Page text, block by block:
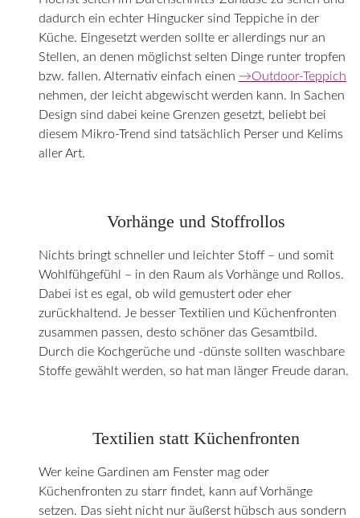
dadurch ein echter Hingucker sind Teppiche in der
Küche. Eingesetzt werden sollte er allerdings nur an
Stellen, an denen möglichst selten Dinge runter tropfen
bzw. fallen. Alternativ einfach einen →Outdoor-Teppich
nehmen, der leicht abgewischt werden kann. In Sachen
Design sind dabei keine Grenzen gesetzt, beliebt bei
diesem Mikro-Trend sind tatsächlich Perser und Kelims
aller Art.
Vorhänge und Stoffrollos
Nichts bringt schneller und leichter Stoff – und somit
Wohlfühgefühl – in den Raum als Vorhänge und Rollos.
Dabei ist es egal, ob wild gemustert oder eher
zurückhaltend. Je besser Textilien und Küchenfronten
zusammen passen, desto schöner das Gesamtbild.
Durch die Kochgerüche und -dünste sollten waschbare
Stoffe gewählt werden, so hat man länger Freude daran.
Textilien statt Küchenfronten
Wer keine Gardinen am Fenster mag oder
Küchenfronten zu starr findet, kann auf Vorhänge
setzen. Das sieht nicht nur äußerst hübsch aus sondern